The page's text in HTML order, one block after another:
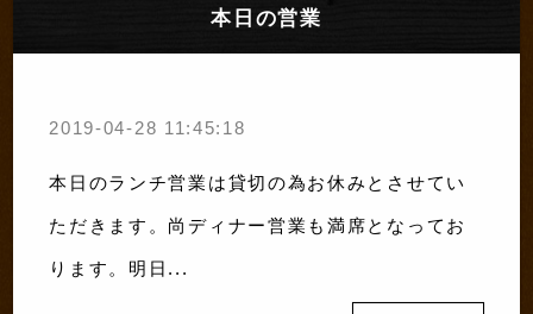
本日の営業
2019-04-28 11:45:18
本日のランチ営業は貸切の為お休みとさせてい
ただきます。尚ディナー営業も満席となってお
ります。明日...